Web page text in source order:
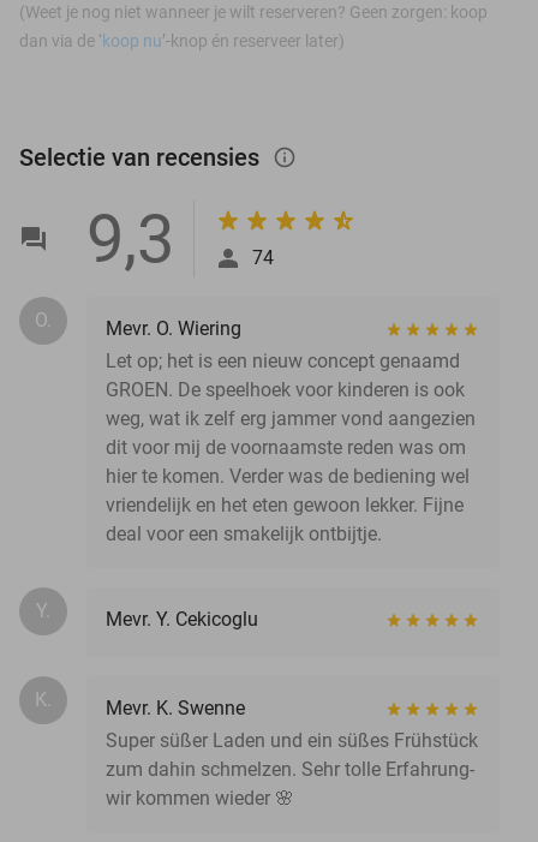
(Weet je nog niet wanneer je wilt reserveren? Geen zorgen: koop
dan via de ‘koop nu’-knop én reserveer later)
Selectie van recensies info_outlined
9,3 74
O.
Mevr. O. Wiering
Let op; het is een nieuw concept genaamd
GROEN. De speelhoek voor kinderen is ook
weg, wat ik zelf erg jammer vond aangezien
dit voor mij de voornaamste reden was om
hier te komen. Verder was de bediening wel
vriendelijk en het eten gewoon lekker. Fijne
deal voor een smakelijk ontbijtje.
Y. Mevr. Y. Cekicoglu
K.
Mevr. K. Swenne
Super süßer Laden und ein süßes Frühstück
zum dahin schmelzen. Sehr tolle Erfahrung-
wir kommen wieder 🌸